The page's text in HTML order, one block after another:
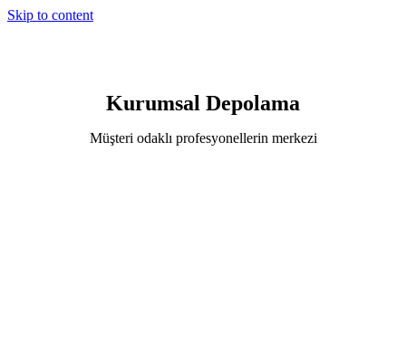
Skip to content
Kurumsal Depolama
Müşteri odaklı profesyonellerin merkezi